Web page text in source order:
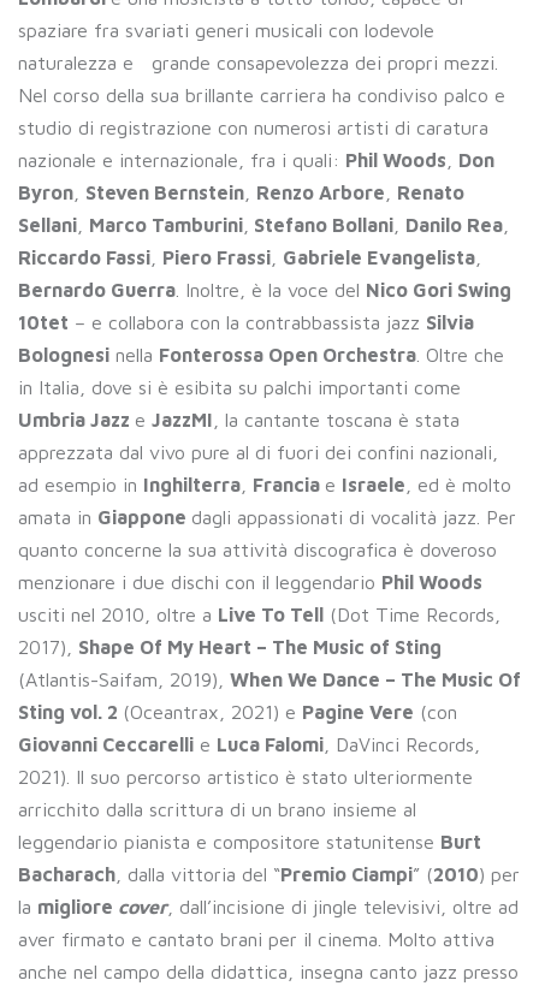
spaziare fra svariati generi musicali con lodevole
naturalezza e grande consapevolezza dei propri mezzi.
Nel corso della sua brillante carriera ha condiviso palco e
studio di registrazione con numerosi artisti di caratura
nazionale e internazionale, fra i quali: Phil Woods
Don
Byron
Steven Bernstein Renzo Arbore
Renato
Sellani
Marco Tamburini Stefano Bollani Danilo Rea
Riccardo Fassi
Piero Frassi Gabriele Evangelista
Bernardo Guerra . Inoltre, è la voce del Nico Gori Swing
10tet – e collabora con la contrabbassista jazz Silvia
Bolognesi nella Fonterossa Open Orchestra . Oltre che
in Italia, dove si è esibita su palchi importanti come
Umbria Jazz e JazzMI , la cantante toscana è stata
apprezzata dal vivo pure al di fuori dei confini nazionali,
ad esempio in Inghilterra Francia e Israele , ed è molto
amata in Giappone dagli appassionati di vocalità jazz. Per
quanto concerne la sua attività discografica è doveroso
menzionare i due dischi con il leggendario Phil Woods
usciti nel 2010, oltre a Live To Tell (Dot Time Records,
2017), Shape Of My Heart – The Music of Sting
(Atlantis-Saifam, 2019), When We Dance – The Music Of
Sting vol. 2 (Oceantrax, 2021) e Pagine Vere (con
Giovanni Ceccarelli e Luca Falomi , DaVinci Records,
2021). Il suo percorso artistico è stato ulteriormente
arricchito dalla scrittura di un brano insieme al
leggendario pianista e compositore statunitense Burt
Bacharach , dalla vittoria del “Premio Ciampi” (2010) per
la migliore cover, dall’incisione di jingle televisivi, oltre ad
aver firmato e cantato brani per il cinema. Molto attiva
anche nel campo della didattica, insegna canto jazz presso